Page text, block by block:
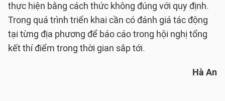
thực hiện bằng cách thức không đúng với quy định.
Trong quá trình triển khai cần có đánh giá tác động
tại từng địa phương để báo cáo trong hội nghị tổng
kết thí điểm trong thời gian sắp tới.
Hà An